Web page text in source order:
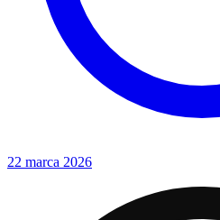
22 marca 2026